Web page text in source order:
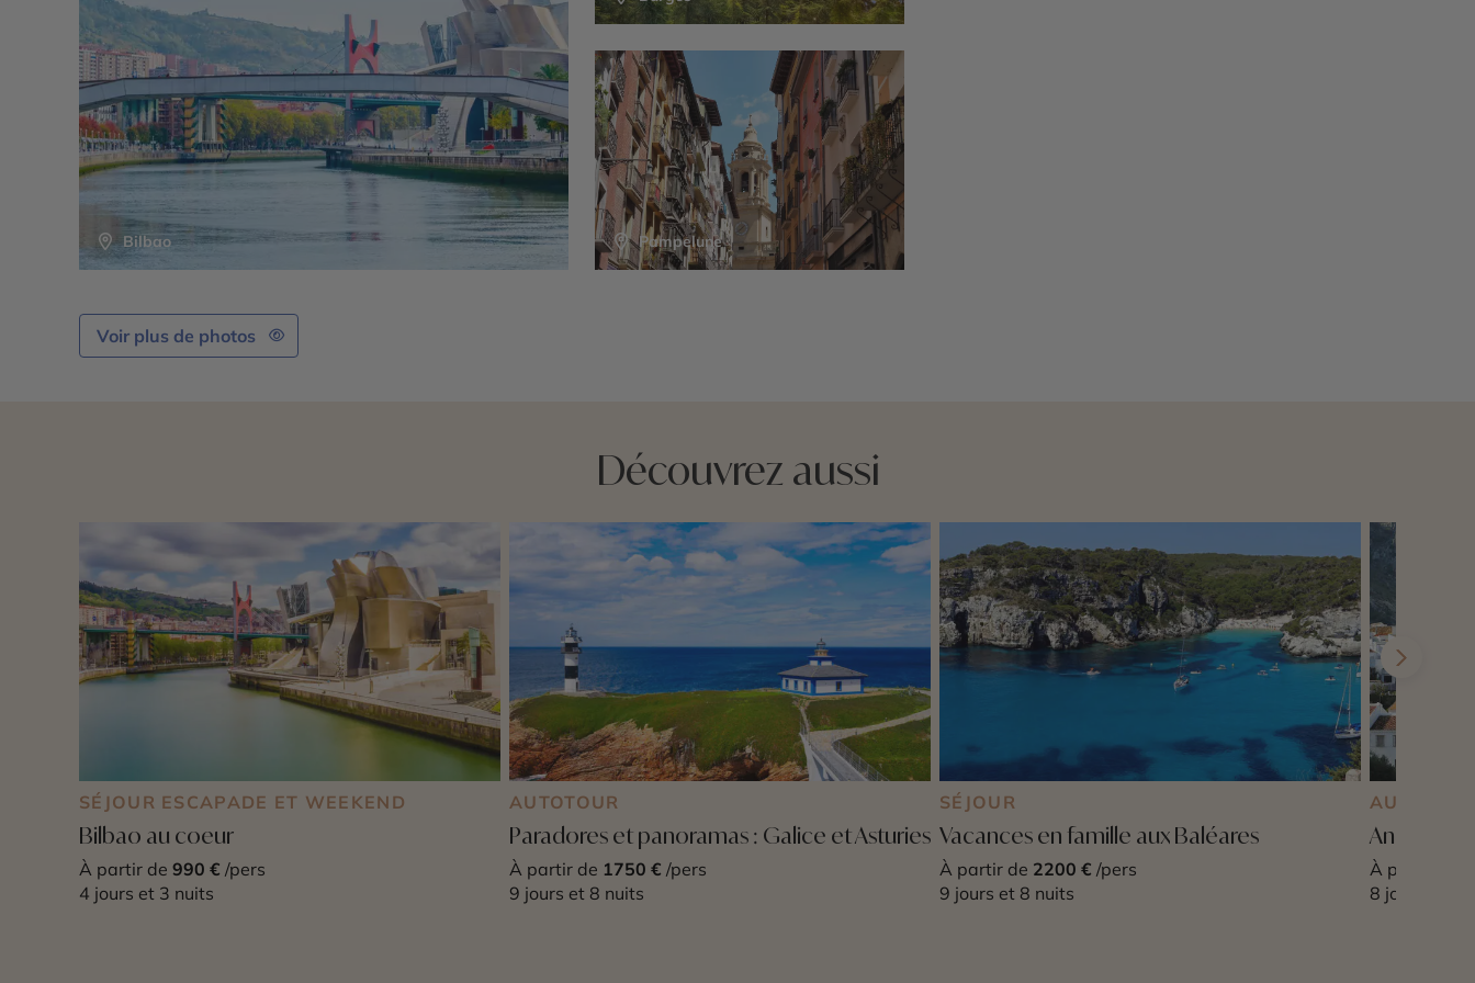
Bilbao Pampelune
Voir plus de photos
Découvrez aussi
SÉJOUR ESCAPADE ET WEEKEND
Bilbao au coeur
À partir de 990 € /pers
4 jours et 3 nuits
AUTOTOUR
Paradores et panoramas : Galice et Asturies
À partir de 1750 € /pers
9 jours et 8 nuits
SÉJOUR
Vacances en famille aux Baléares
À partir de 2200 € /pers
9 jours et 8 nuits
À partir de
8 jours et 7